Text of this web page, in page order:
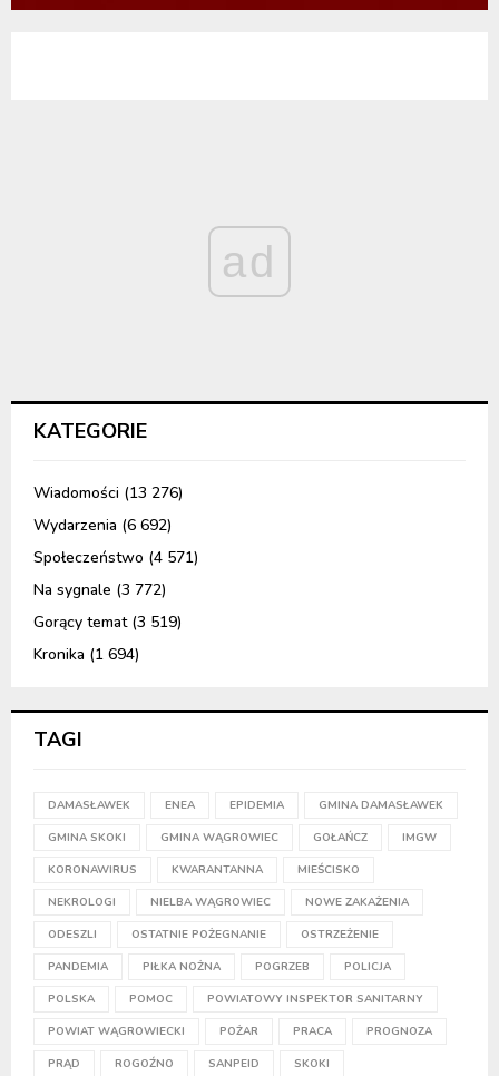
ad
KATEGORIE
Wiadomości (13 276)
Wydarzenia (6 692)
Społeczeństwo (4 571)
Na sygnale (3 772)
Gorący temat(3 519)
Kronika (1 694)
TAGI
DAMASŁAWEK ENEA EPIDEMIA GMINA DAMASŁAWEK
GMINA SKOKI GMINA WĄGROWIEC GOŁAŃCZ IMGW
KORONAWIRUS KWARANTANNA MIEŚCISKO
NEKROLOGI NIELBA WĄGROWIEC NOWE ZAKAŻENIA
ODESZLI OSTATNIE POŻEGNANIE OSTRZEŻENIE
PANDEMIA PIŁKA NOŻNA POGRZEB POLICJA
POLSKA POMOC POWIATOWY INSPEKTOR SANITARNY
POWIAT WĄGROWIECKI POŻAR PRACA PROGNOZA
PRĄD ROGOŹNO SANPEID SKOKI